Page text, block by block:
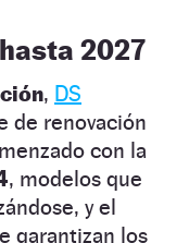
2027
, DS
de renovación
con la
, modelos que
y el
garantizan los